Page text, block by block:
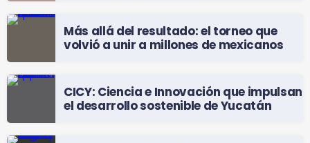
Más allá del resultado: el torneo que
volvió a unir a millones de mexicanos
CICY: Ciencia e Innovación que impulsan
el desarrollo sostenible de Yucatán